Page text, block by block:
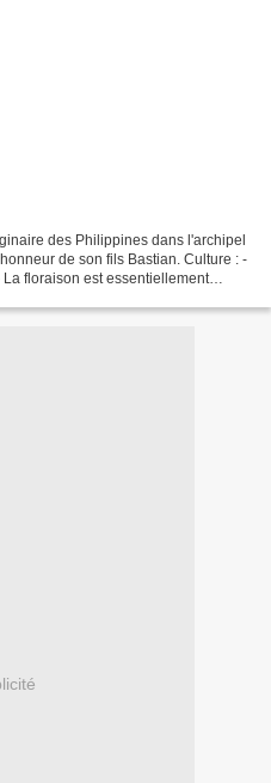
des Philippines dans l'archipel
de son fils Bastian. Culture : -
floraison est essentiellement